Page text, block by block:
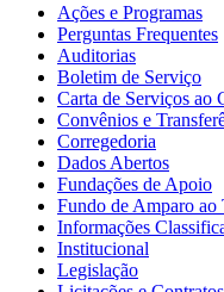
Ações e Programas
Perguntas Frequentes
Auditorias
Boletim de Serviço
Carta de Serviços ao
Convênios e
Corregedoria
Dados Abertos
Fundações de Apoio
Fundo de Amparo ao
Informações
Institucional
Legislação